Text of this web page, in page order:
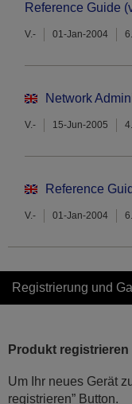
Reference Guide
V.- 01-Jan-2004
Network
V.- 15-Jun-2005
Reference
V.- 01-Jan-2004
Registrierung und
Produkt registrieren
Um Ihr neues Gerät
registrieren” Button.